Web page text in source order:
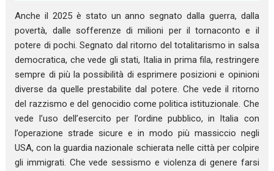
Anche il 2025 è stato un anno segnato dalla guerra, dalla
povertà, dalle sofferenze di milioni per il tornaconto e il
potere di pochi. Segnato dal ritorno del totalitarismo in salsa
democratica, che vede gli stati, Italia in prima fila, restringere
sempre di più la possibilità di esprimere posizioni e opinioni
diverse da quelle prestabilite dal potere. Che vede il ritorno
del razzismo e del genocidio come politica istituzionale. Che
vede l’uso dell’esercito per l’ordine pubblico, in Italia con
l’operazione strade sicure e in modo più massiccio negli
USA, con la guardia nazionale schierata nelle città per colpire
gli immigrati. Che vede sessismo e violenza di genere farsi